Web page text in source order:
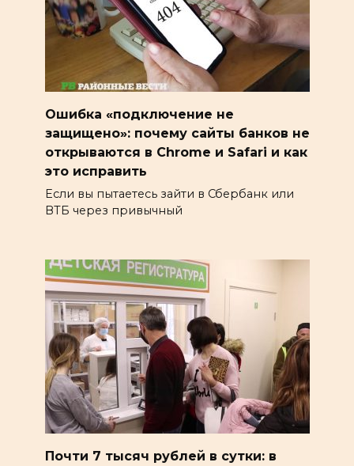
Ошибка «подключение не
защищено»: почему сайты банков не
открываются в Chrome и Safari и как
это исправить
Если вы пытаетесь зайти в Сбербанк или
ВТБ через привычный
Почти 7 тысяч рублей в сутки: в